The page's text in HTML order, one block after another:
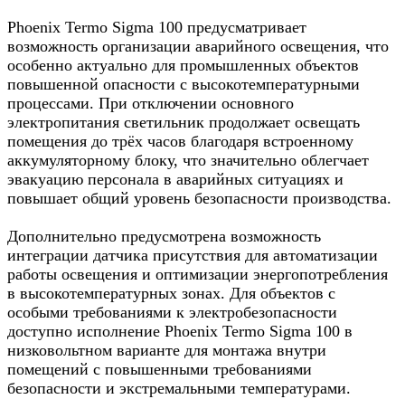
Phoenix Termo Sigma 100 предусматривает
возможность организации аварийного освещения, что
особенно актуально для промышленных объектов
повышенной опасности с высокотемпературными
процессами. При отключении основного
электропитания светильник продолжает освещать
помещения до трёх часов благодаря встроенному
аккумуляторному блоку, что значительно облегчает
эвакуацию персонала в аварийных ситуациях и
повышает общий уровень безопасности производства.
Дополнительно предусмотрена возможность
интеграции датчика присутствия для автоматизации
работы освещения и оптимизации энергопотребления
в высокотемпературных зонах. Для объектов с
особыми требованиями к электробезопасности
доступно исполнение Phoenix Termo Sigma 100 в
низковольтном варианте для монтажа внутри
помещений с повышенными требованиями
безопасности и экстремальными температурами.